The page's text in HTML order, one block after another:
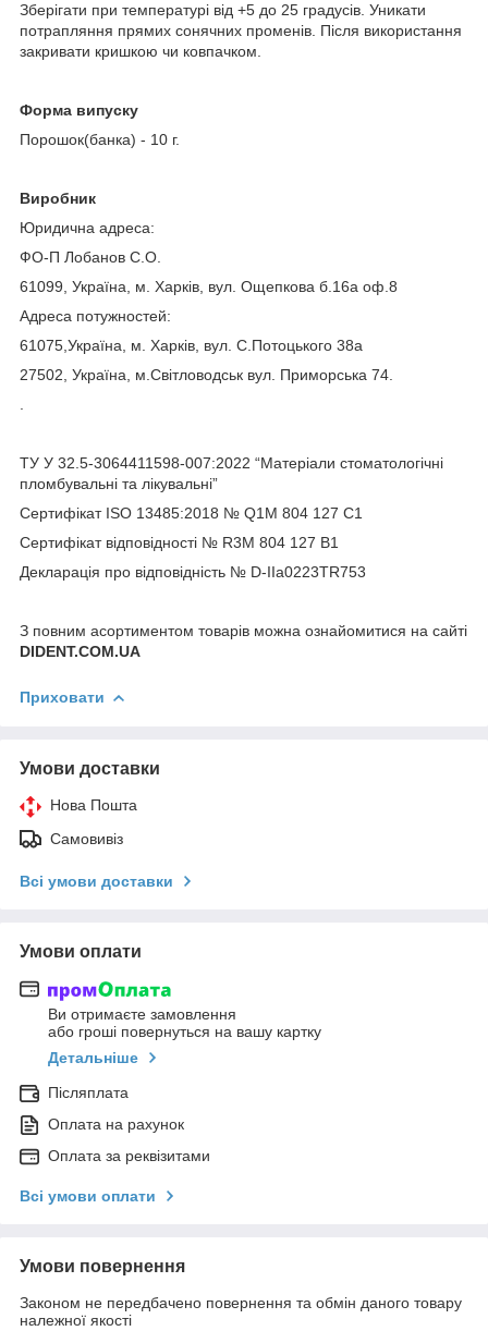
Зберігати при температурі від +5 до 25 градусів. Уникати
потрапляння прямих сонячних променів. Після використання
закривати кришкою чи ковпачком.
Форма випуску
Порошок(банка) - 10 г.
Виробник
Юридична адреса:
ФО-П Лобанов С.О.
61099, Україна, м. Харків, вул. Ощепкова б.16а оф.8
Адреса потужностей:
61075,Україна, м. Харків, вул. С.Потоцького 38а
27502, Україна, м.Світловодськ вул. Приморська 74.
ТУ У 32.5-3064411598-007:2022 “Матеріали стоматологічні
пломбувальні та лікувальні”
Сертифікат ISO 13485:2018 № Q1M 804 127 C1
Сертифікат відповідності № R3M 804 127 B1
Декларація про відповідність № D-ІІа0223TR753
З повним асортиментом товарів можна ознайомитися на сайті
DIDENT.COM.UA
Приховати
Умови доставки
Нова Пошта
Самовивіз
Всі умови доставки
Умови оплати
Ви отримаєте замовлення
або гроші повернуться на вашу картку
Детальніше
Післяплата
Оплата на рахунок
Оплата за реквізитами
Всі умови оплати
Умови повернення
Законом не передбачено повернення та обмін даного товару
належної якості